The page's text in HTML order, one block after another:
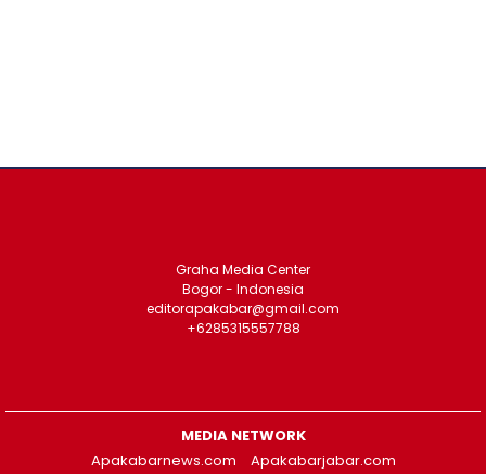
Graha Media Center
Bogor - Indonesia
editorapakabar@gmail.com
+6285315557788
MEDIA NETWORK
Apakabarnews.com
Apakabarjabar.com